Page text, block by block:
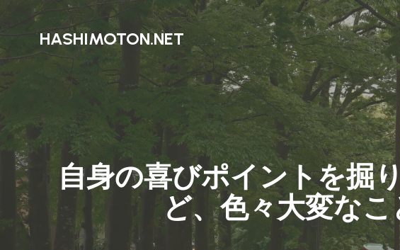
HASHIMOTON.NET
自身の喜びポイントを掘
ど、色々大変な